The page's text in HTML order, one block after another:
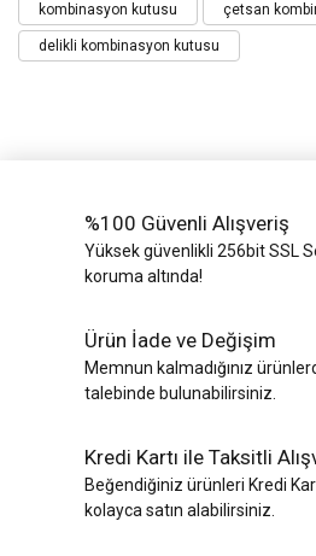
kombinasyon kutusu çetsan
delikli kombinasyon kutusu
%100 Güvenli Alışveriş
Yüksek güvenlikli 256bit SSL
koruma altında!
Ürün İade ve Değişim
Memnun kalmadığınız
talebinde bulunabilirsiniz.
Kredi Kartı ile Taksitli
Beğendiğiniz ürünleri Kredi
kolayca satın alabilirsiniz.